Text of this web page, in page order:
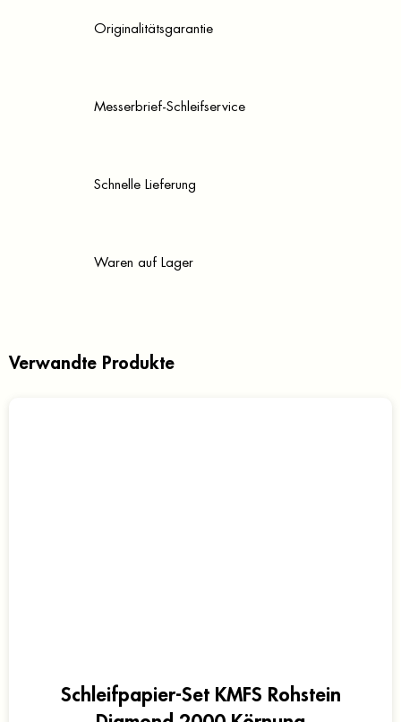
Originalitätsgarantie
Messerbrief-Schleifservice
Schnelle Lieferung
Waren auf Lager
Verwandte Produkte
Schleifpapier-Set KMFS Rohstein